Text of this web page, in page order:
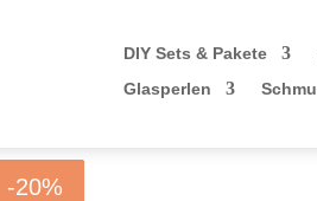
DIY Sets & Pakete
Glasperlen
-20%
-20%
-20%
-20%